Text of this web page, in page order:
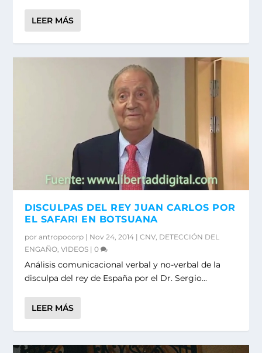
LEER MÁS
DISCULPAS DEL REY JUAN CARLOS POR
EL SAFARI EN BOTSUANA
porantropocorp | Nov 24, 2014 |CNV, DETECCIÓN DEL
ENGAÑO,VIDEOS |0
Análisis comunicacional verbal y no-verbal de la
disculpa del rey de España por el Dr. Sergio...
LEER MÁS